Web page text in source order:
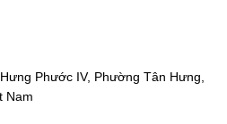
Phước IV, Phường Tân Hưng,
Nam